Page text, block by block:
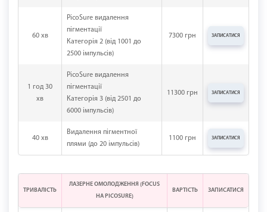
60 хв
PicoSure видалення
пігментації
Категорія 2 (від 1001 до
2500 імпульсів)
7300 грн ЗАПИСАТИСЯ
1 год 30
хв
PicoSure видалення
пігментації
Категорія 3 (від 2501 до
6000 імпульсів)
11300 грн ЗАПИСАТИСЯ
40 хв
Видалення пігментної
плями (до 20 імпульсів)
1100 грн ЗАПИСАТИСЯ
ТРИВАЛІСТЬ
ЛАЗЕРНЕ ОМОЛОДЖЕННЯ (FOCUS
НА PICOSURE)
ВАРТІСТЬ ЗАПИСАТИСЯ